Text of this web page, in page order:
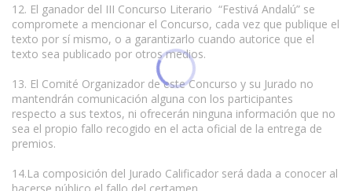
12. El ganador del III Concurso Literario “Festivá Andalú” se
compromete a mencionar el Concurso, cada vez que publique el
texto por sí mismo, o a garantizarlo cuando autorice que el
texto sea publicado por otros medios.
13. El Comité Organizador de este Concurso y su Jurado no
mantendrán comunicación alguna con los participantes
respecto a sus textos, ni ofrecerán ninguna información que no
sea el propio fallo recogido en el acta oficial de la entrega de
premios.
14.La composición del Jurado Calificador será dada a conocer al
hacerse público el fallo del certamen.